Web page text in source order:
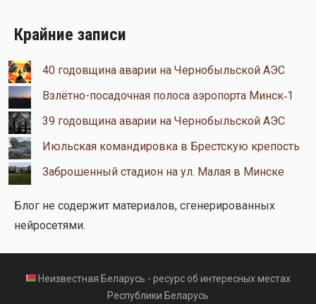
Крайние записи
40 годовщина аварии на Чернобыльской АЭС
Взлётно-посадочная полоса аэропорта Минск‑1
39 годовщина аварии на Чернобыльской АЭС
Июльская командировка в Брестскую крепость
Заброшенный стадион на ул. Малая в Минске
Блог не содержит материалов, сгенерированных
нейросетями.
Неизвестная Беларусь - ресурс об интересных местах
Республики Беларусь